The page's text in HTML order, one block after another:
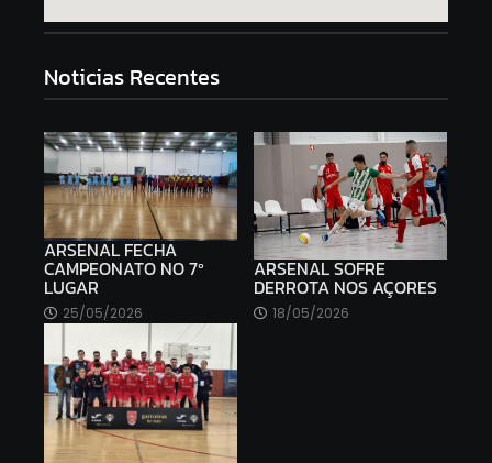
Noticias Recentes
ARSENAL FECHA
CAMPEONATO NO 7º
LUGAR
25/05/2026
ARSENAL SOFRE
DERROTA NOS AÇORES
18/05/2026